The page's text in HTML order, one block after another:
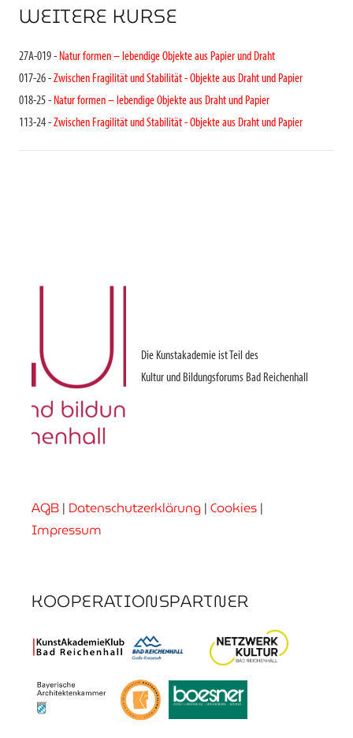
WEITERE KURSE
27A-019 - Natur formen – lebendige Objekte aus Papier und Draht
017-26 -Zwischen Fragilität und Stabilität - Objekte aus Draht und Papier
018-25 - Natur formen – lebendige Objekte aus Draht und Papier
113-24 -Zwischen Fragilität und Stabilität - Objekte aus Draht und Papier
Die Kunstakademie ist Teil des
Kultur und Bildungsforums Bad Reichenhall
AGB | Datenschutzerklärung | Cookies |
Impressum
KOOPERATIONSPARTNER